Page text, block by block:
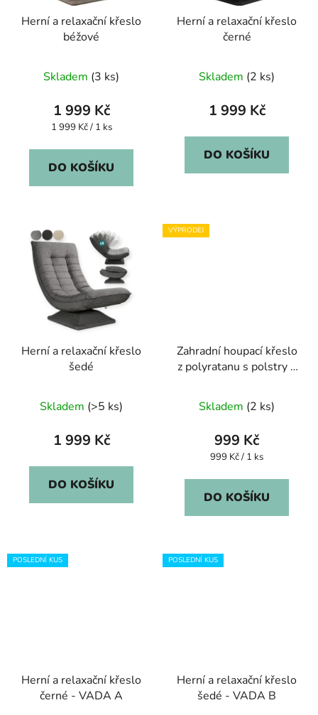
Herní a relaxační křeslo
béžové
hodnocení
produktu
je
z
Skladem (3 ks)
1 999 Kč
Měrná
1 999 Kč / 1 ks
DO KOŠÍKU
Herní a relaxační křeslo
černé
hodnocení
produktu
5,0
z
Skladem (2 ks)
1 999 Kč
DO KOŠÍKU
Herní a relaxační křeslo
šedé
hodnocení
produktu
4,1
z
Skladem (>5 ks)
1 999 Kč
DO KOŠÍKU
VÝPRODEJ
Zahradní houpací křeslo
z polyratanu s polstry –
Skladem (2 ks)
999 Kč
Měrná
999 Kč / 1 ks
DO KOŠÍKU
POSLEDNÍ KUS
Herní a relaxační křeslo
černé - VADA A
POSLEDNÍ KUS
Herní a relaxační křeslo
šedé - VADA B